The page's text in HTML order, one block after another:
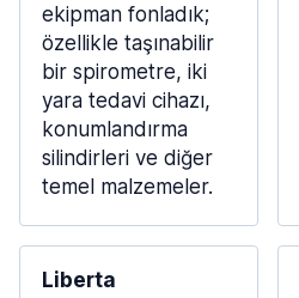
ekipman fonladık;
özellikle taşınabilir
bir spirometre, iki
yara tedavi cihazı,
konumlandırma
silindirleri ve diğer
temel malzemeler.
Liberta